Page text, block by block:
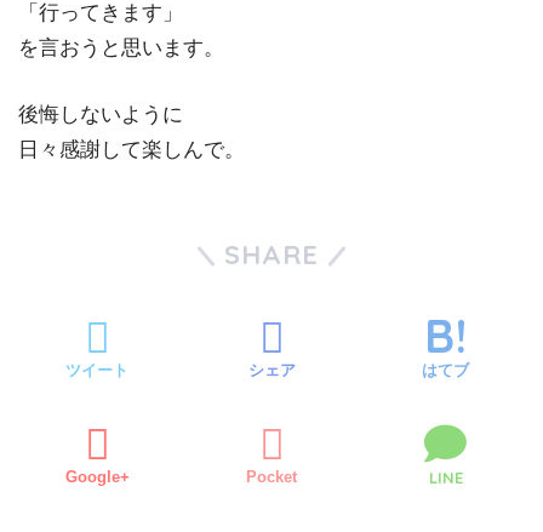
「行ってきます」
を言おうと思います。
後悔しないように
日々感謝して楽しんで。
SHARE
ツイート シェア はてブ
Google+ Pocket LINE